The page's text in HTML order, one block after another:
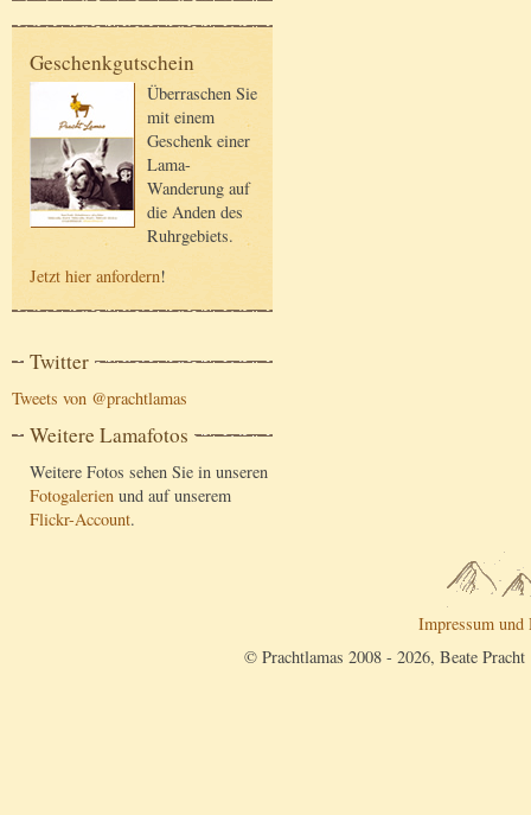
Geschenkgutschein
Überraschen Sie
mit einem
Geschenk einer
Lama-
Wanderung auf
die Anden des
Ruhrgebiets.
Jetzt hier anfordern!
Twitter
Tweets von @prachtlamas
Weitere Lamafotos
Weitere Fotos sehen Sie in unseren
Fotogalerien und auf unserem
Flickr-Account.
Impressum und
© Prachtlamas 2008 - 2026, Beate Pracht